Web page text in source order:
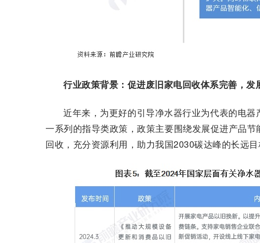
行业政策背景：促进废旧家电回收体系完善，
近年来，为更好的引导净水器行业为代表的电
一系列的指导类政策，政策主要围绕发展促进产品
回收，充分资源利用，助力我国2030碳达峰的长远目